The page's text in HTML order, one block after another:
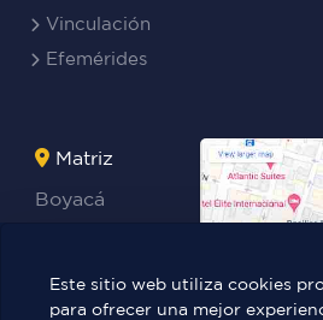
Vinculación
Efemérides
Matriz
Boyacá
Teresa
Benites Ayala
Este sitio web utiliza cookies
para ofrecer una mejor